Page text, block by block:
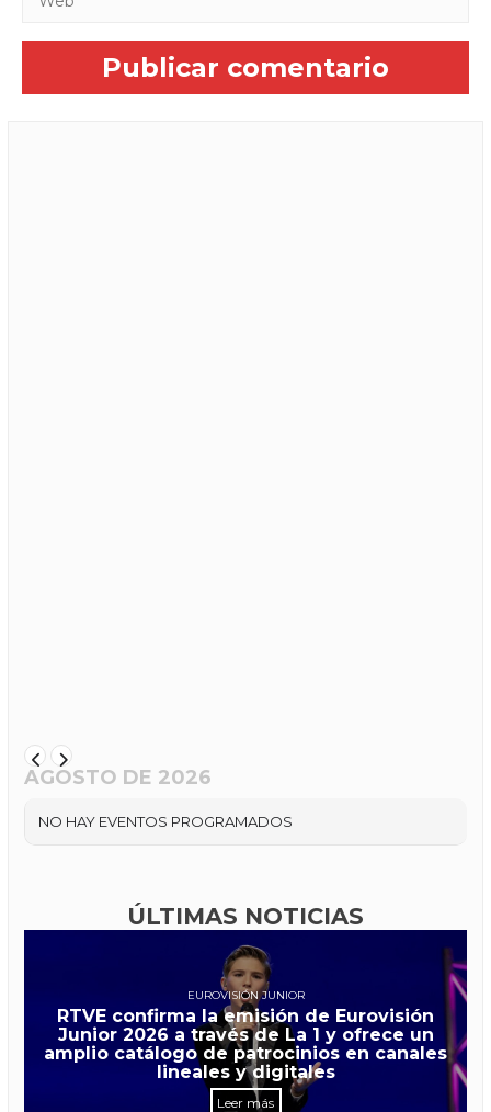
AGOSTO DE 2026
NO HAY EVENTOS PROGRAMADOS
ÚLTIMAS NOTICIAS
EUROVISIÓN JUNIOR
RTVE confirma la emisión de Eurovisión
Junior 2026 a través de La 1 y ofrece un
amplio catálogo de patrocinios en canales
lineales y digitales
Leer más